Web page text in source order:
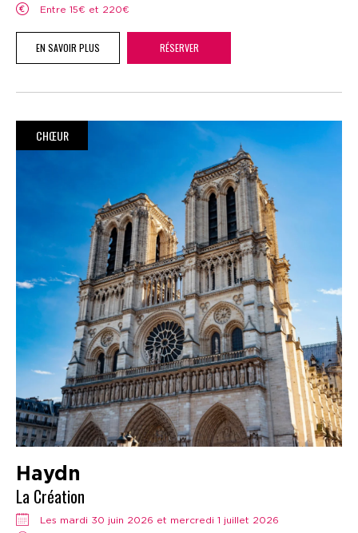
Entre 15€ et 220€
EN SAVOIR PLUS RÉSERVER
CHŒUR
Haydn
La Création
Les mardi 30 juin 2026 et mercredi 1 juillet 2026